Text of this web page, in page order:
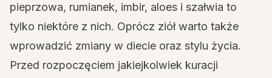
pieprzowa, rumianek, imbir, aloes i szałwia to
tylko niektóre z nich. Oprócz ziół warto także
wprowadzić zmiany w diecie oraz stylu życia.
Przed rozpoczęciem jakiejkolwiek kuracji